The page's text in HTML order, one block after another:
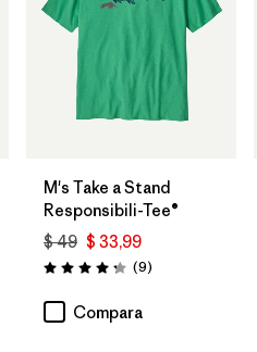
M's Take a Stand
Responsibili-Tee®
$ 49 $ 33,99
Valoración: 4.2 / 5
(9Comentarios
)
Compara